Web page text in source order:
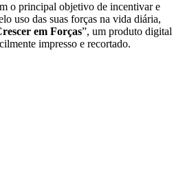
o principal objetivo de incentivar e
uso das suas forças na vida diária,
em Forças”, um produto digital
impresso e recortado.